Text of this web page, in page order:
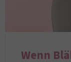
Wenn